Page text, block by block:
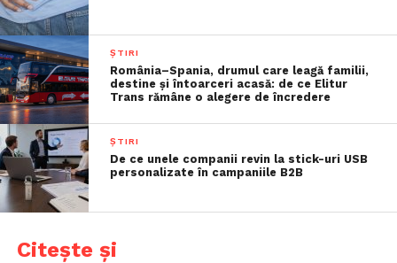
ȘTIRI
România–Spania, drumul care leagă familii,
destine și întoarceri acasă: de ce Elitur
Trans rămâne o alegere de încredere
ȘTIRI
De ce unele companii revin la stick-uri USB
personalizate în campaniile B2B
Citește și